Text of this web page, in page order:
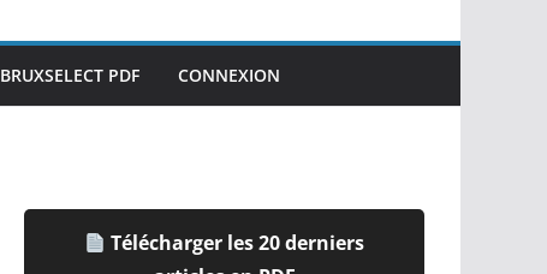
BRUXSELECT PDF CONNEXION
Télécharger les 20 derniers